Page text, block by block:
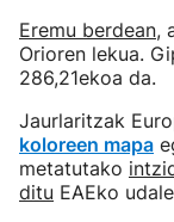
Eremu berdean,
Orioren lekua.
286,21ekoa da.
Jaurlaritzak
koloreen mapa
metatutako
ditu EAEko